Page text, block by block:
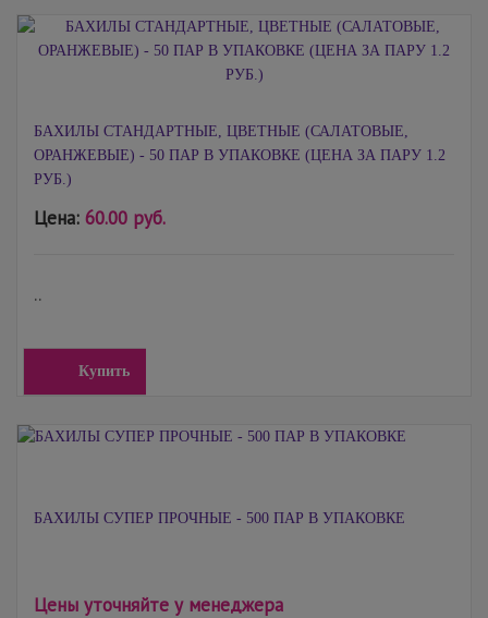
БАХИЛЫ СТАНДАРТНЫЕ, ЦВЕТНЫЕ (САЛАТОВЫЕ,
ОРАНЖЕВЫЕ) - 50 ПАР В УПАКОВКЕ (ЦЕНА ЗА ПАРУ 1.2
РУБ.)
Цена: 60.00 руб.
..
Купить
БАХИЛЫ СУПЕР ПРОЧНЫЕ - 500 ПАР В УПАКОВКЕ
Цены уточняйте у менеджера